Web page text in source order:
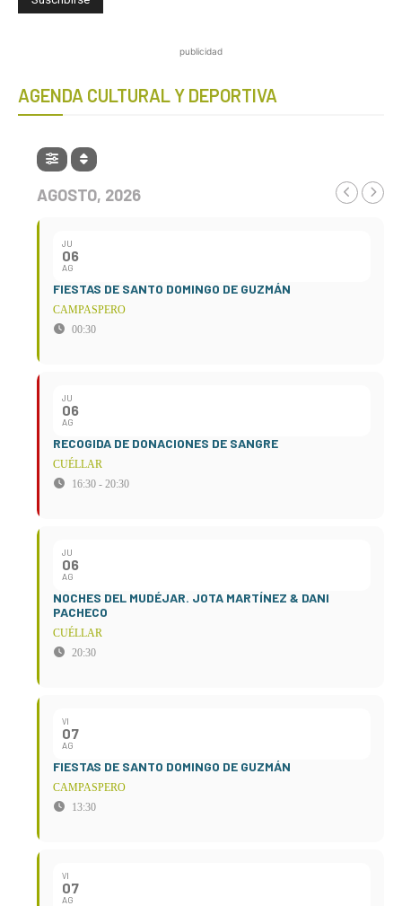
publicidad
AGENDA CULTURAL Y DEPORTIVA
AGOSTO, 2026
JU
06
AG
FIESTAS DE SANTO DOMINGO DE GUZMÁN
CAMPASPERO
00:30
JU
06
AG
RECOGIDA DE DONACIONES DE SANGRE
CUÉLLAR
16:30 - 20:30
JU
06
AG
NOCHES DEL MUDÉJAR. JOTA MARTÍNEZ & DANI
PACHECO
CUÉLLAR
20:30
VI
07
AG
FIESTAS DE SANTO DOMINGO DE GUZMÁN
CAMPASPERO
13:30
VI
07
AG